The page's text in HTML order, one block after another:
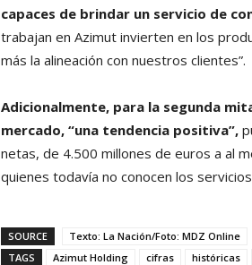
capaces de brindar un servicio de
trabajan en Azimut invierten en los
más la alineación con nuestros clientes”.
Adicionalmente, para la segunda
mercado, “una tendencia positiva”,
netas, de 4.500 millones de euros a al
quienes todavía no conocen los
SOURCE
Texto: La Nación/Foto: MDZ Online
TAGS
Azimut Holding cifras históricas